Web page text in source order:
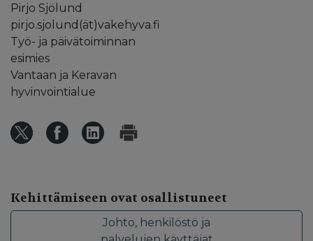
Pirjo Sjölund
pirjo.sjolund(ät)vakehyva.fi
Työ- ja päivätoiminnan
esimies
Vantaan ja Keravan
hyvinvointialue
Kehittämiseen ovat osallistuneet
Johto, henkilöstö ja